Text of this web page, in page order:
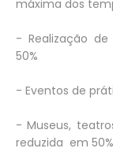
máxima dos
- Realização
50%
- Eventos de
- Museus,
reduzida em 50%